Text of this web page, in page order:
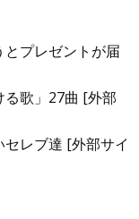
プレゼントが届
歌」27曲 [外部
レブ達 [外部サイ